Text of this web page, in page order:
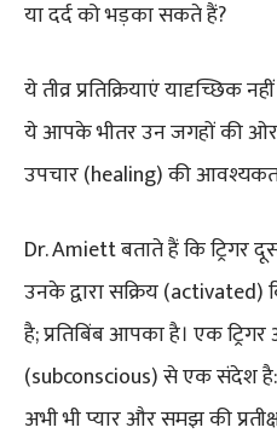
या दर्द को भड़का सकते हैं?
ये तीव्र प्रतिक्रियाएं यादृच्छिक
ये आपके भीतर उन जगहों की ओर
उपचार (healing) की
Dr. Amiett बताते हैं कि ट्रिगर
उनके द्वारा सक्रिय
है; प्रतिबिंब आपका है। एक
(subconscious) से एक संदेश है:
अभी भी प्यार और समझ की